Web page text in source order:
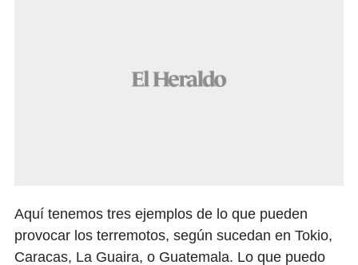
Aquí tenemos tres ejemplos de lo que pueden
provocar los terremotos, según sucedan en Tokio,
Caracas, La Guaira, o Guatemala. Lo que puedo